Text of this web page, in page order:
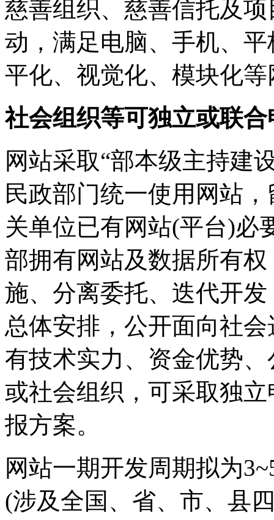
慈善组织、慈善信托及
动，满足电脑、手机、
平化、视觉化、模块化
社会组织等可独立或联合
网站采取“部本级主持建
民政部门统一使用网站
关单位已有网站(平台)必
部拥有网站及数据所有
施、分离委托、迭代开
总体安排，公开面向社
有技术实力、资金优势
或社会组织，可采取独
报方案。
网站一期开发周期拟为
(涉及全国、省、市、县